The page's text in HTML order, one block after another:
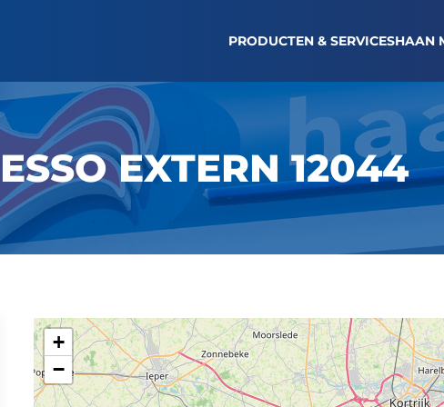
PRODUCTEN & SERVICESHAAN
ESSO EXTERN 12044
+
−